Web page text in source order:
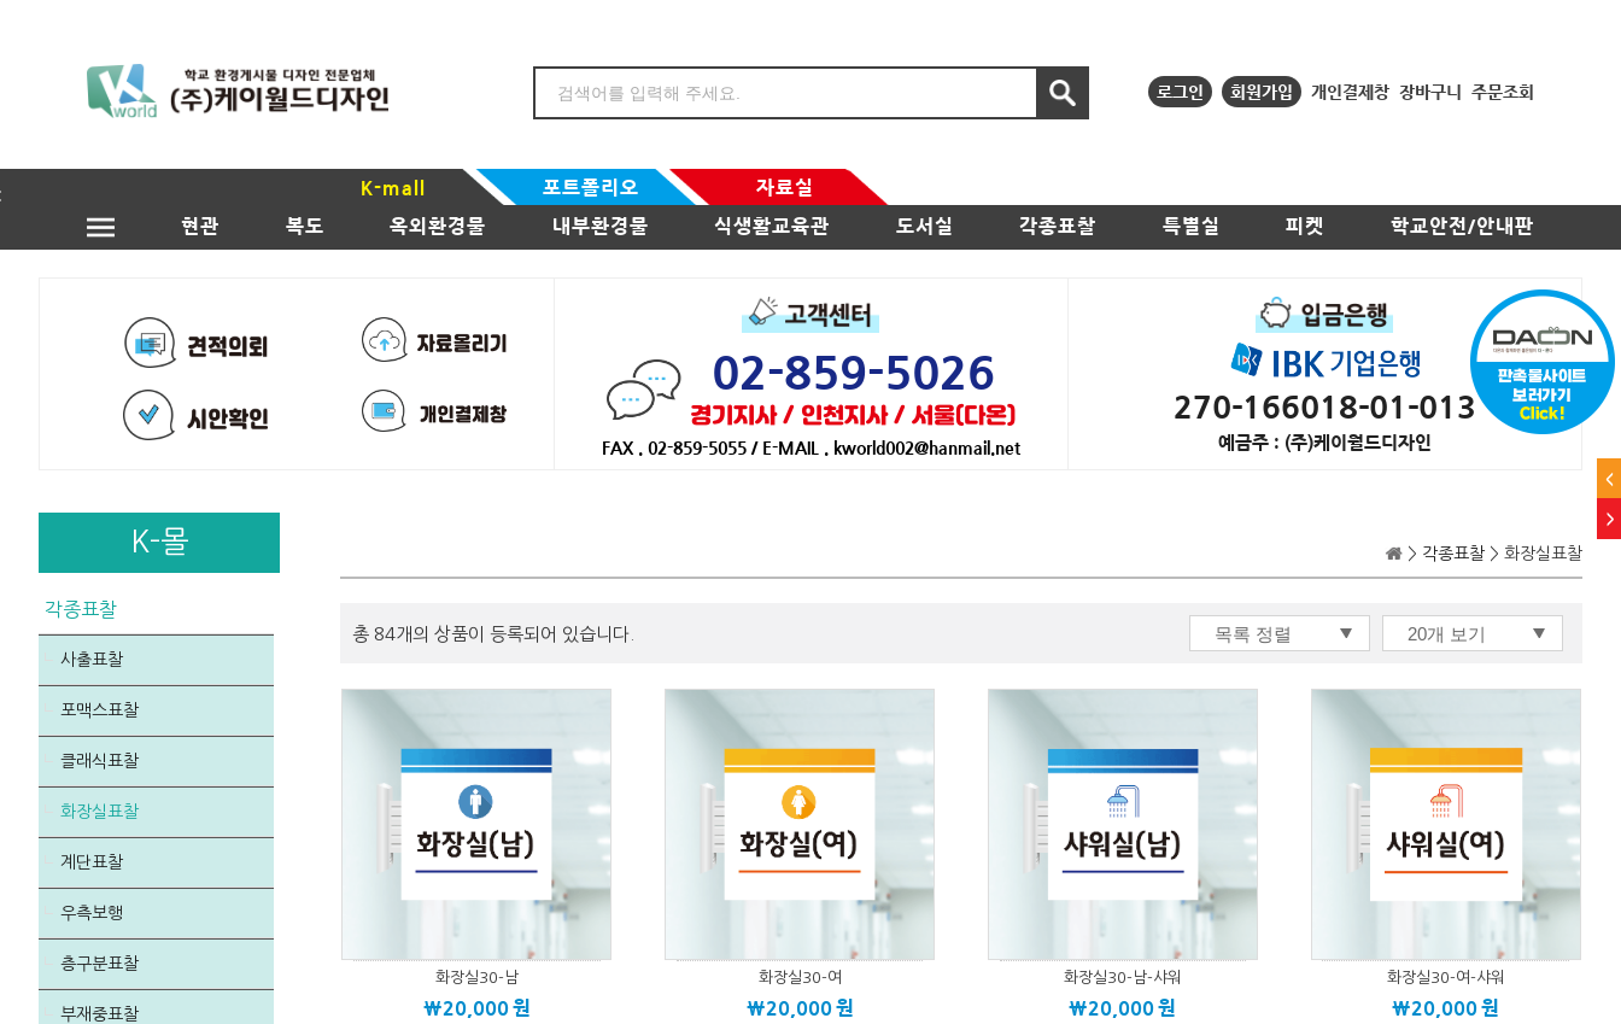
로그인 회원가입 개인결제창 장바구니 주문조회
K-mall 포트폴리오
자료실
현관
복도 옥외환경물 내부환경물 식생활교육관 도서실 각종표찰 특별실 피켓 학교안전/안내판
02-859-5026
경기지사 / 인천지사 / 서울(다온)
FAX . 02-859-5055 / E-MAIL . kworld002@hanmail.net
270-166018-01-013
예금주 : (주)케이월드디자인
K-몰
각종표찰
사출표찰
포맥스표찰
클래식표찰
화장실표찰
계단표찰
우측보행
층구분표찰
부재중표찰
> 각종표찰 > 화장실표찰
총 84개의 상품이 등록되어 있습니다.
화장실30-남
\20,000원
화장실30-여
\20,000원
화장실30-남-샤워
\20,000원
화장실30-여-샤워
\20,000원
<
>